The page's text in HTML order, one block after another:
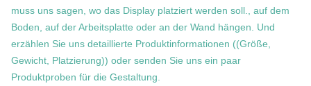
muss uns sagen, wo das Display platziert werden soll., auf dem
Boden, auf der Arbeitsplatte oder an der Wand hängen. Und
erzählen Sie uns detaillierte Produktinformationen ((Größe,
Gewicht, Platzierung)) oder senden Sie uns ein paar
Produktproben für die Gestaltung.